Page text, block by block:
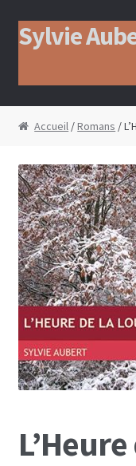
Aller à la navigation
Aller au contenu
Sylvie
Accueil /Romans /